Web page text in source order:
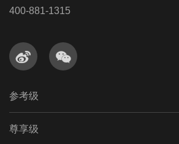
400-881-1315
 
参考级
尊享级